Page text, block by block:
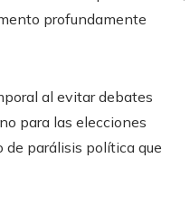
profundamente
al evitar debates
para las elecciones
de parálisis política que